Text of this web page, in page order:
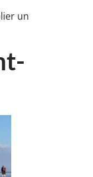
un